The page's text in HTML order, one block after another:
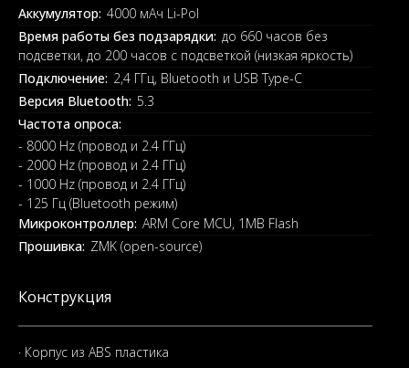
Аккумулятор: 4000 мАч Li-Pol
Время работы без подзарядки: до 660 часов без
подсветки, до 200 часов с подсветкой (низкая яркость)
Подключение: 2,4 ГГц, Bluetooth и USB Type-C
Версия Bluetooth: 5.3
Частота опроса:
- 8000 Hz (провод и 2.4 ГГц)
- 2000 Hz (провод и 2.4 ГГц)
- 1000 Hz (провод и 2.4 ГГц)
- 125 Гц (Bluetooth режим)
Микроконтроллер: ARM Core MCU, 1MB Flash
Прошивка: ZMK (open-source)
Конструкция
· Корпус из ABS пластика